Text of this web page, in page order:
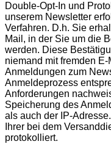
Double-Opt-In und
unserem Newsletter
Verfahren. D.h. Sie
Mail, in der Sie um die
werden. Diese
niemand mit fremden
Anmeldungen zum
Anmeldeprozess
Anforderungen
Speicherung des
als auch der IP-
Ihrer bei dem
protokolliert.